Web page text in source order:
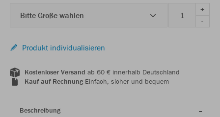
Bitte Größe wählen
+
-
Produkt individualisieren
Kostenloser Versand ab 60 € innerhalb Deutschland
Kauf auf RechnungEinfach, sicher und bequem
Beschreibung